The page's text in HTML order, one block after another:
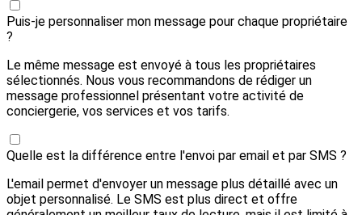
Puis-je personnaliser mon message pour chaque propriétaire
?
Le même message est envoyé à tous les propriétaires
sélectionnés. Nous vous recommandons de rédiger un
message professionnel présentant votre activité de
conciergerie, vos services et vos tarifs.
Quelle est la différence entre l'envoi par email et par SMS ?
L'email permet d'envoyer un message plus détaillé avec un
objet personnalisé. Le SMS est plus direct et offre